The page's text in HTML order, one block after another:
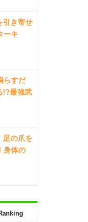
引き寄せ
ーキ
らすだ
!?最強武
足の爪を
身体の